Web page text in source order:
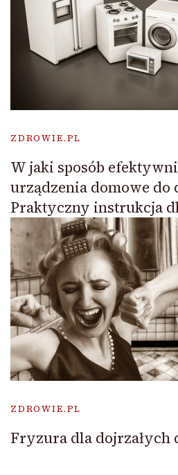
ZDROWIE.PL
W jaki sposób
urządzenia domowe do
Praktyczny instrukcja
ZDROWIE.PL
Fryzura dla dojrzałych